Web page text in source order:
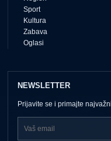
Sport
Kultura
Zabava
Oglasi
NEWSLETTER
Prijavite se i primajte